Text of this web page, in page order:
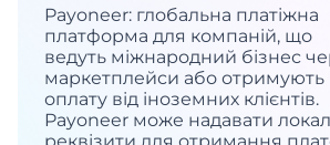
Payoneer: глобальна платіжна
платформа для компаній, що
ведуть міжнародний бізнес
маркетплейси або отримують
оплату від іноземних клієнтів.
Payoneer може надавати